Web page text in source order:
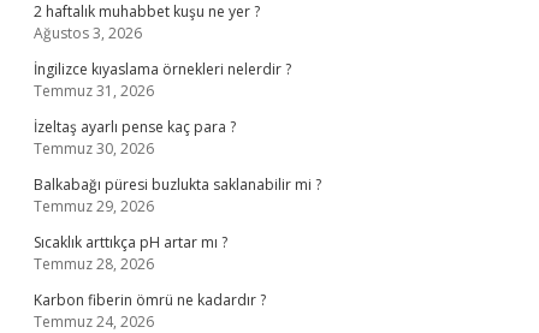
2 haftalık muhabbet kuşu ne yer ?
Ağustos 3, 2026
İngilizce kıyaslama örnekleri nelerdir ?
Temmuz 31, 2026
İzeltaş ayarlı pense kaç para ?
Temmuz 30, 2026
Balkabağı püresi buzlukta saklanabilir mi ?
Temmuz 29, 2026
Sıcaklık arttıkça pH artar mı ?
Temmuz 28, 2026
Karbon fiberin ömrü ne kadardır ?
Temmuz 24, 2026